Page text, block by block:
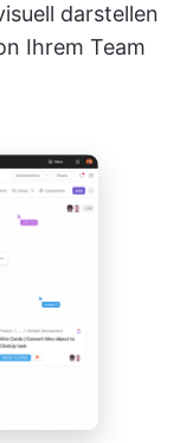
darstellen
Ihrem Team